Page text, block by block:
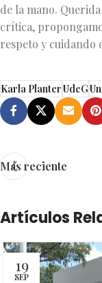
de la mano.
crítica,
respeto y cuidando
Karla PlanterUdeG
Más reciente
Artículos
19
SEP